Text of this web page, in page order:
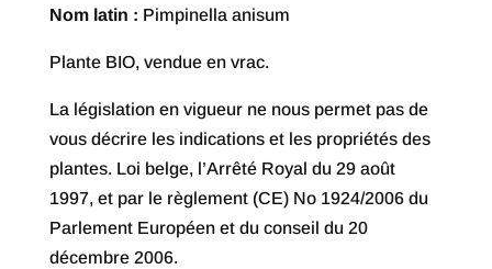
Nom latin : Pimpinella anisum
Plante BIO, vendue en vrac.
La législation en vigueur ne nous permet pas de
vous décrire les indications et les propriétés des
plantes. Loi belge, l’Arrêté Royal du 29 août
1997, et par le règlement (CE) No 1924/2006 du
Parlement Européen et du conseil du 20
décembre 2006.